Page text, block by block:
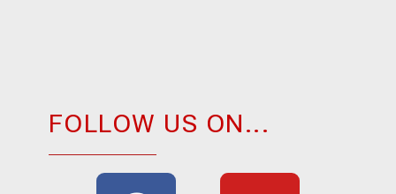
FOLLOW US ON...